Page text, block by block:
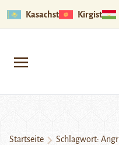
Kasachstan Kirgistan
Startseite Schlagwort: